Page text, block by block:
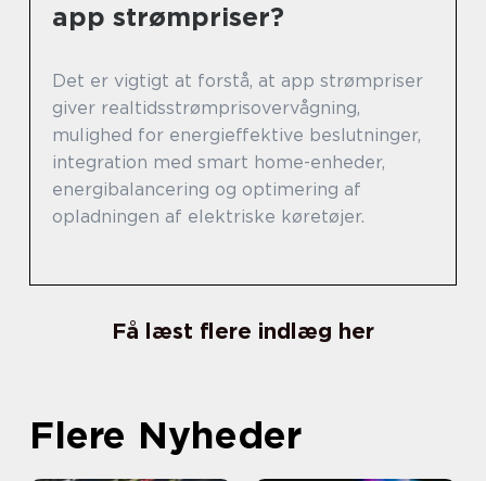
app strømpriser?
Det er vigtigt at forstå, at app strømpriser
giver realtidsstrømprisovervågning,
mulighed for energieffektive beslutninger,
integration med smart home-enheder,
energibalancering og optimering af
opladningen af elektriske køretøjer.
Få læst flere indlæg her
Flere Nyheder